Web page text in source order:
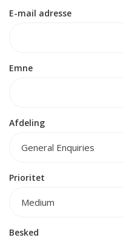
E-mail adresse
Emne
Afdeling
Prioritet
Besked